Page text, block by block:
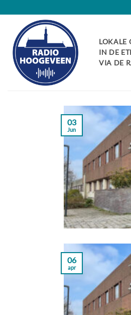
content
LOKALE
IN DE
VIA DE
03
Jun
06
apr